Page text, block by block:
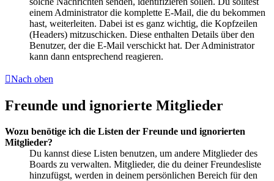
einem Administrator die komplette E-Mail, die du bekommen
hast, weiterleiten. Dabei ist es ganz wichtig, die Kopfzeilen
(Headers) mitzuschicken. Diese enthalten Details über den
Benutzer, der die E-Mail verschickt hat. Der Administrator
kann dann entsprechend reagieren.
Nach oben
Freunde und ignorierte Mitglieder
Wozu benötige ich die Listen der Freunde und ignorierten
Mitglieder?
Du kannst diese Listen benutzen, um andere Mitglieder des
Boards zu verwalten. Mitglieder, die du deiner Freundesliste
hinzufügst, werden in deinem persönlichen Bereich für den